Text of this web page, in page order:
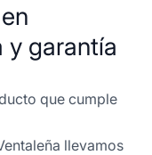
y garantía
que cumple
llevamos